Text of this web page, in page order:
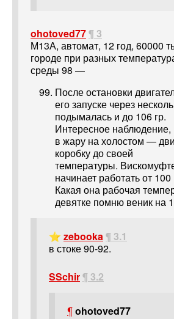
ohotoved77¶ 3
М13А, автомат, 12 год, 60000
городе при разных
среды 98 —
После остановки
его запуске через
подымалась и до 106 гр.
Интересное наблюдение,
в жару на холостом —
коробку до своей
температуры.
начинает работать от 100
Какая она рабочая
девятке помню веник на
⭐ zebooka ¶ 3.1
в стоке 90-92.
SSchir¶ 3.2
¶ohotoved77